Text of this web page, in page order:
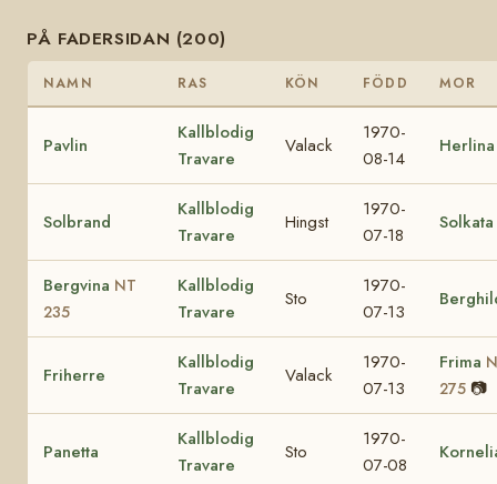
PÅ FADERSIDAN (200)
NAMN RAS KÖN FÖDD MOR
Pavlin
Kallblodig
Travare
Valack
1970-
08-14
Herlina
Solbrand
Kallblodig
Travare
Hingst
1970-
07-18
Solkata
Bergvina NT
235
Kallblodig
Travare
Sto
1970-
07-13
Friherre
Kallblodig
Travare
Valack
1970-
07-13
Frima
275 📷
Panetta
Kallblodig
Travare
Sto
1970-
07-08